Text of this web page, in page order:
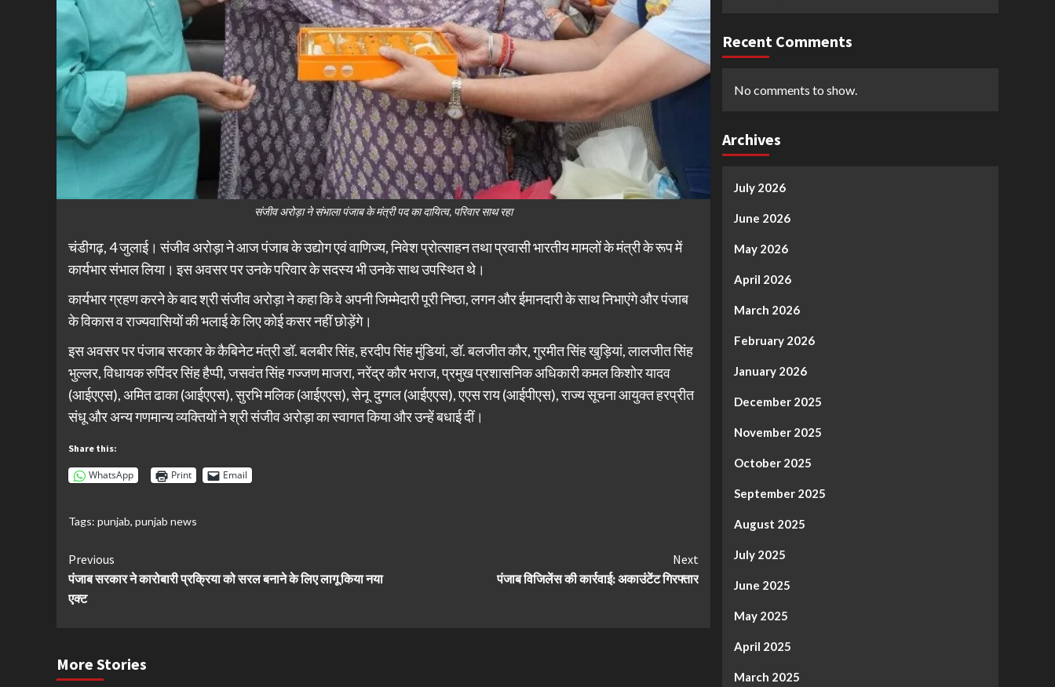
संजीव अरोड़ा ने संभाला पंजाब के मंत्री पद का दायित्व, परिवार साथ रहा
चंडीगढ़, 4 जुलाई। संजीव अरोड़ा ने आज पंजाब के उद्योग एवं वाणिज्य, निवेश प्रोत्साहन तथा प्रवासी भारतीय मामलों के मंत्री के रूप में
कार्यभार संभाल लिया। इस अवसर पर उनके परिवार के सदस्य भी उनके साथ उपस्थित थे।
कार्यभार ग्रहण करने के बाद श्री संजीव अरोड़ा ने कहा कि वे अपनी जिम्मेदारी पूरी निष्ठा, लगन और ईमानदारी के साथ निभाएंगे और पंजाब
के विकास व राज्यवासियों की भलाई के लिए कोई कसर नहीं छोड़ेंगे।
इस अवसर पर पंजाब सरकार के कैबिनेट मंत्री डॉ. बलबीर सिंह, हरदीप सिंह मुंडियां, डॉ. बलजीत कौर, गुरमीत सिंह खुड़ियां, लालजीत सिंह
भुल्लर, विधायक रुपिंदर सिंह हैप्पी, जसवंत सिंह गज्जण माजरा, नरेंद्र कौर भराज, प्रमुख प्रशासनिक अधिकारी कमल किशोर यादव
(आईएएस), अमित ढाका (आईएएस), सुरभि मलिक (आईएएस), सेनू दुग्गल (आईएएस), एएस राय (आईपीएस), राज्य सूचना आयुक्त हरप्रीत
संधू और अन्य गणमान्य व्यक्तियों ने श्री संजीव अरोड़ा का स्वागत किया और उन्हें बधाई दीं।
Share this:
WhatsApp Print Email
Tags: punjab, punjab news
Continue
Reading
Previous
पंजाब सरकार ने कारोबारी प्रक्रिया को सरल बनाने के लिए लागू किया नया
एक्ट
Next
पंजाब विजिलेंस की कार्रवाई: अकाउंटेंट गिरफ्तार
More Stories
Recent Comments
No comments to show.
Archives
July 2026
June 2026
May 2026
April 2026
March 2026
February 2026
January 2026
December 2025
November 2025
October 2025
September 2025
August 2025
July 2025
June 2025
May 2025
April 2025
March 2025